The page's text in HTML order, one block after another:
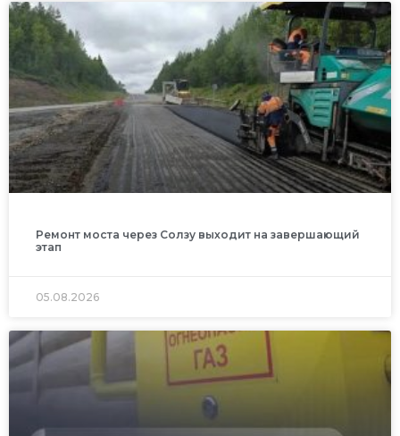
Ремонт моста через Солзу выходит на завершающий
этап
05.08.2026